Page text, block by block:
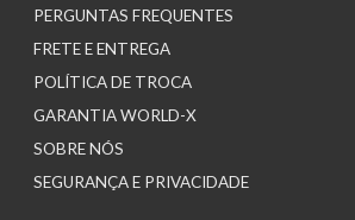
PERGUNTAS FREQUENTES
FRETE E ENTREGA
POLÍTICA DE TROCA
GARANTIA WORLD-X
SOBRE NÓS
SEGURANÇA E PRIVACIDADE